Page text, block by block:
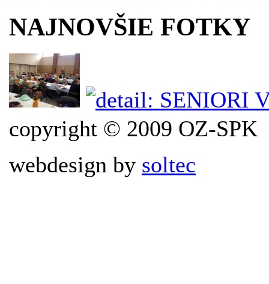
NAJNOVŠIE FOTKY
copyright © 2009 OZ-SPK
webdesign by soltec